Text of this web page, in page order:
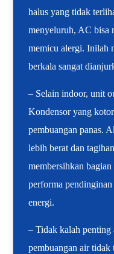
halus yang tidak
menyeluruh, AC bisa
memicu alergi. Inilah
berkala sangat
– Selain indoor, unit
Kondensor yang
pembuangan panas.
lebih berat dan
membersihkan
performa
energi.
– Tidak kalah penting
pembuangan air tidak